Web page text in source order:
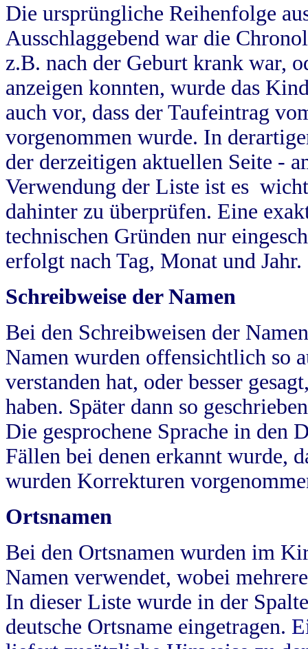
Die ursprüngliche Reihenfolge
Ausschlaggebend war die
z.B. nach der Geburt krank war,
anzeigen konnten, wurde das
auch vor, dass der Taufeintrag
vorgenommen wurde. In
der derzeitigen aktuellen Seite -
Verwendung der Liste ist es
dahinter zu überprüfen. Eine
technischen Gründen nur
erfolgt nach Tag, Monat und Jahr.
Schreibweise der Namen
Bei den Schreibweisen der
Namen wurden offensichtlich so
verstanden hat, oder besser
haben. Später dann so
Die gesprochene Sprache in
Fällen bei denen erkannt wurde,
wurden Korrekturen
Ortsnamen
Bei den Ortsnamen wurden im
Namen verwendet, wobei
In dieser Liste wurde in der
deutsche Ortsname eingetragen.